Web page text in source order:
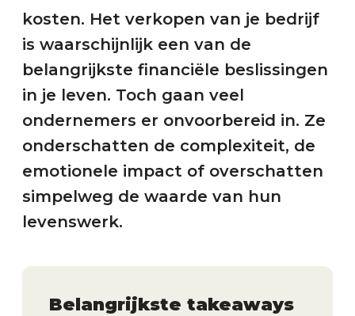
kosten. Het verkopen van je bedrijf
is waarschijnlijk een van de
belangrijkste financiële beslissingen
in je leven. Toch gaan veel
ondernemers er onvoorbereid in. Ze
onderschatten de complexiteit, de
emotionele impact of overschatten
simpelweg de waarde van hun
levenswerk.
Belangrijkste takeaways